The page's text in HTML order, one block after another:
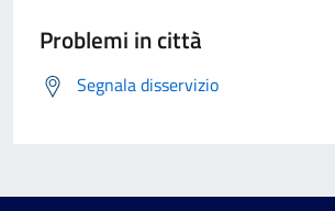
Problemi in città
Segnala disservizio